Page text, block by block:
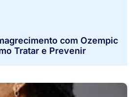
com Ozempic
Tratar e Prevenir